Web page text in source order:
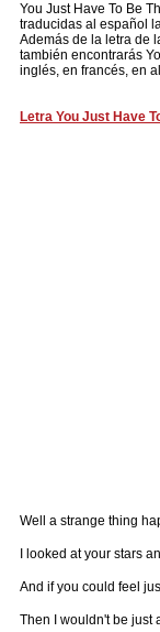
You Just Have To Be
traducidas al español
Además de la letra de
también encontrarás
inglés, en francés, en
Letra You Just Have
Well a strange thing
I looked at your stars
And if you could feel
Then I wouldn't be just